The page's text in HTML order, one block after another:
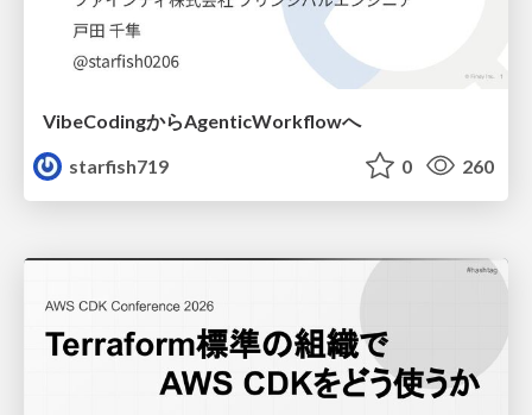
VibeCodingからAgenticWorkflowへ
starfish719
0 260